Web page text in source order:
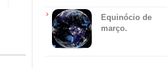
Equinócio de
março.